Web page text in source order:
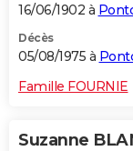
16/06/1902 à
Décès
05/08/1975 à
Famille FOURNIE
Suzanne